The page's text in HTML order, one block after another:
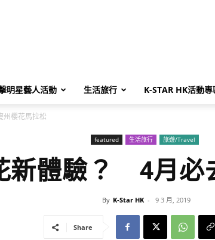
明星藝人活動 生活旅行 K-STAR HK活動專
櫻花馬拉松
featured 生活旅行 旅遊/Travel
新體驗？ 4月必
By K-Star HK - 9 3 月, 2019
Share